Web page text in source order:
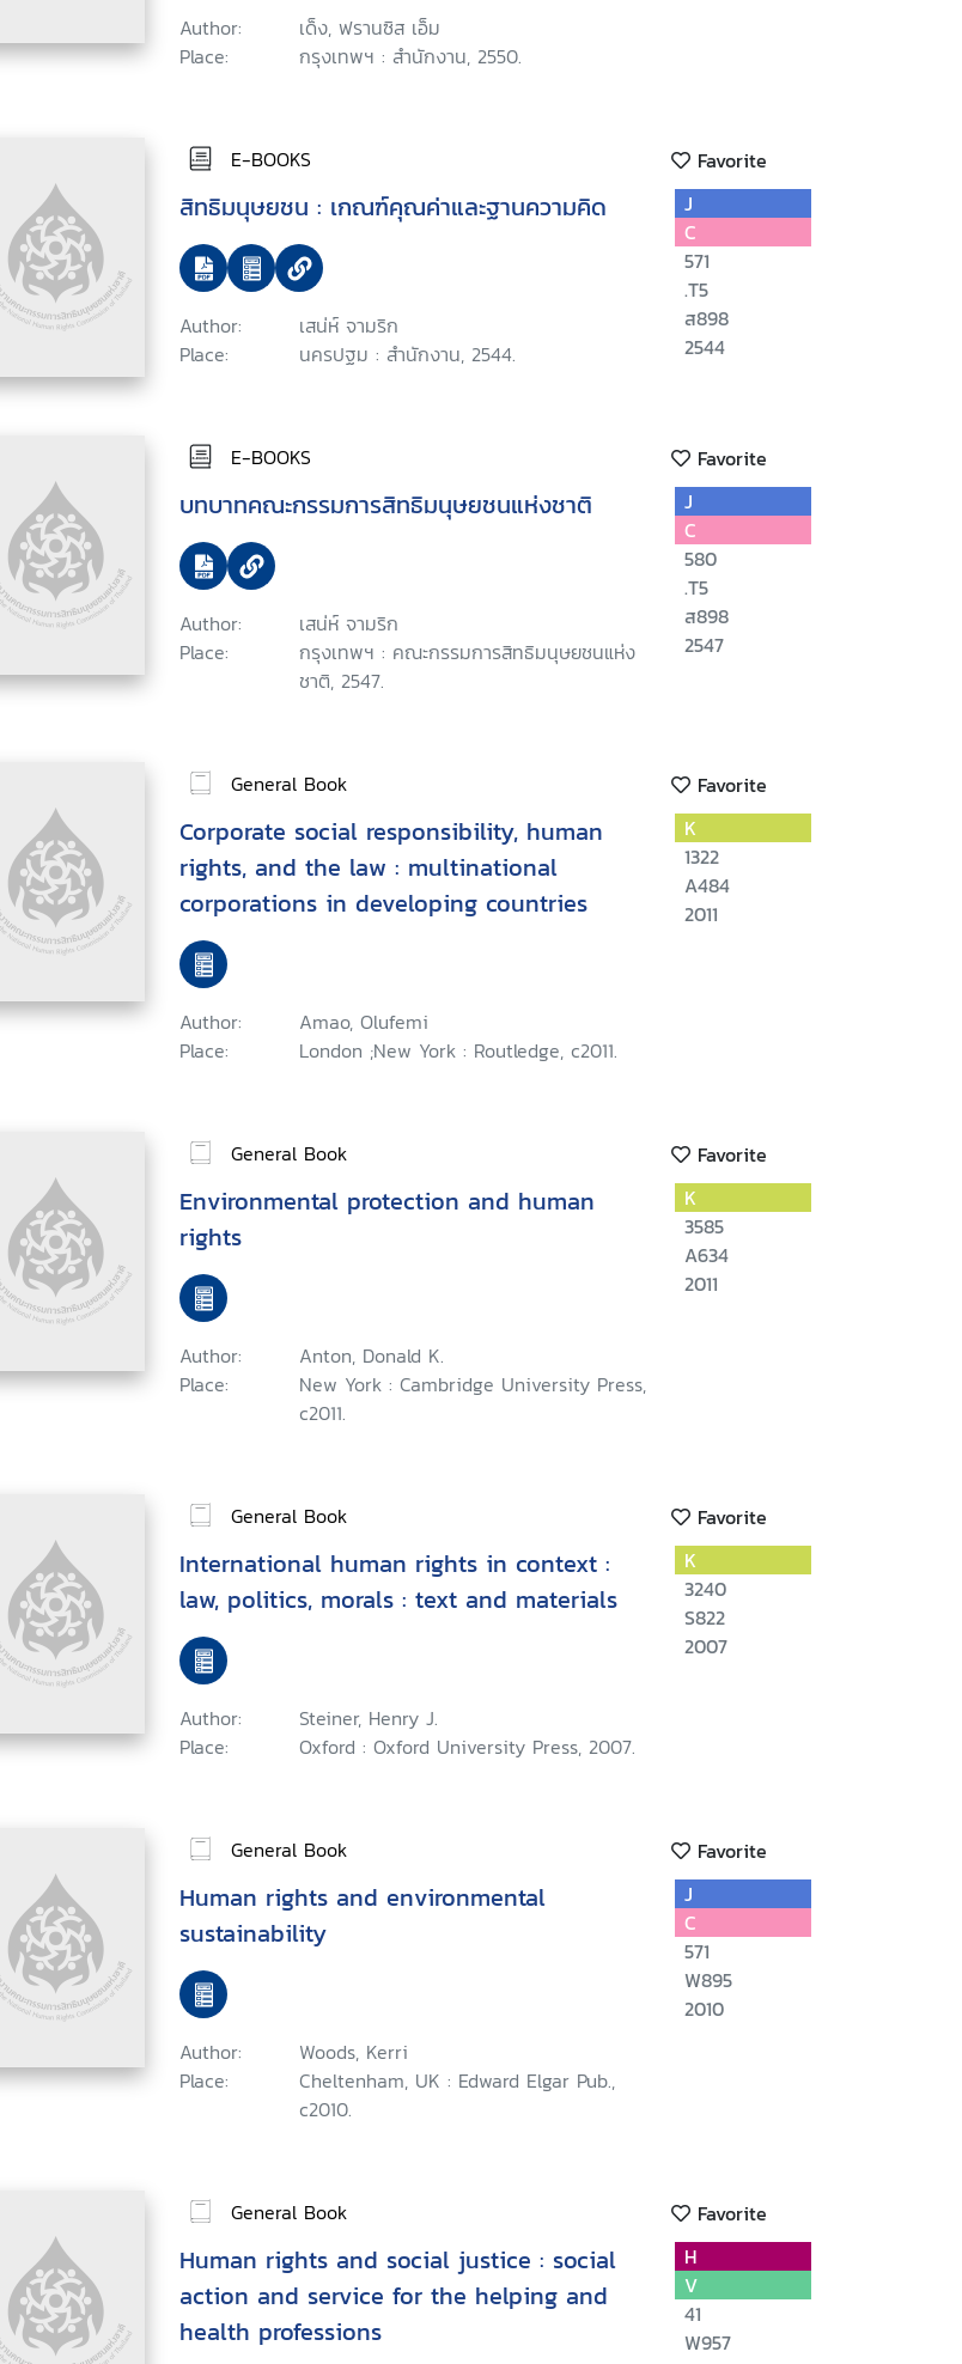
Author:
เด็ง, ฟรานซิส เอ็ม
Place:
กรุงเทพฯ : สำนักงาน, 2550.
E-BOOKS Favorite
สิทธิมนุษยชน : เกณฑ์คุณค่าและฐานความคิด
Author:
เสน่ห์ จามริก
Place:
นครปฐม : สำนักงาน, 2544.
J
C
571
.T5
ส898
2544
E-BOOKS Favorite
บทบาทคณะกรรมการสิทธิมนุษยชนแห่งชาติ
Author:
เสน่ห์ จามริก
Place:
กรุงเทพฯ : คณะกรรมการสิทธิมนุษยชนแห่ง
ชาติ, 2547.
J
C
580
.T5
ส898
2547
General Book Favorite
Corporate social responsibility, human
rights, and the law : multinational
corporations in developing countries
Author:
Amao, Olufemi
Place:
London ;New York : Routledge, c2011.
K
1322
A484
2011
General Book Favorite
Environmental protection and human
rights
Author:
Anton, Donald K.
Place:
New York : Cambridge University Press,
c2011.
K
3585
A634
2011
General Book Favorite
International human rights in context :
law, politics, morals : text and materials
Author:
Steiner, Henry J.
Place:
Oxford : Oxford University Press, 2007.
K
3240
S822
2007
General Book Favorite
Human rights and environmental
sustainability
Author:
Woods, Kerri
Place:
Cheltenham, UK : Edward Elgar Pub.,
c2010.
J
C
571
W895
2010
General Book Favorite
Human rights and social justice : social
action and service for the helping and
health professions
H
V
41
W957